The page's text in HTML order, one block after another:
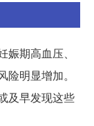
期高血压、
明显增加。
及早发现这些